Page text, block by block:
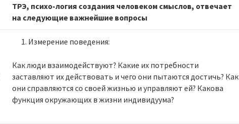
ТРЭ, психо-логия создания человеком смыслов, отвечает
на следующие важнейшие вопросы
Измерение поведения:
Как люди взаимодействуют? Какие их потребности
заставляют их действовать и чего они пытаются достичь? Как
они справляются со своей жизнью и управляют ей? Какова
функция окружающих в жизни индивидуума?